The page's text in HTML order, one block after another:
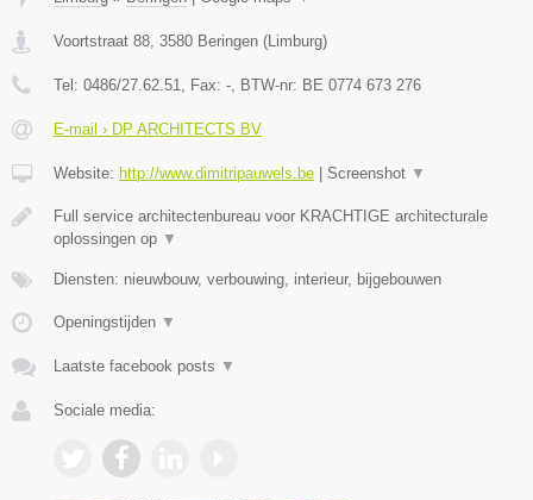
Voortstraat 88, 3580 Beringen (Limburg)
Tel: 0486/27.62.51, Fax: -, BTW-nr: BE 0774 673 276
E-mail › DP ARCHITECTS BV
Website: http://www.dimitripauwels.be Screenshot ▼
Full service architectenbureau voor KRACHTIGE architecturale
oplossingen op ▼
Diensten: nieuwbouw, verbouwing, interieur, bijgebouwen
Openingstijden ▼
Laatste facebook posts ▼
Sociale media: